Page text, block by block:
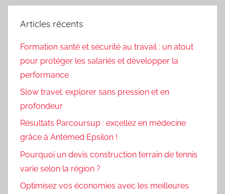
Articles récents
Formation santé et sécurité au travail : un atout
pour protéger les salariés et développer la
performance
Slow travel: explorer sans pression et en
profondeur
Résultats Parcoursup : excellez en médecine
grâce à Antémed Epsilon !
Pourquoi un devis construction terrain de tennis
varie selon la région ?
Optimisez vos économies avec les meilleures